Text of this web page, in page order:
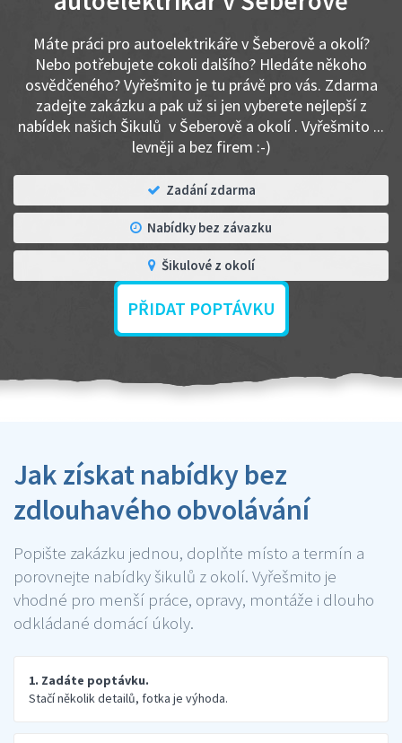
Máte práci pro autoelektrikáře v Šeberově a okolí?
Nebo potřebujete cokoli dalšího? Hledáte někoho
osvědčeného? Vyřešmito je tu právě pro vás. Zdarma
zadejte zakázku a pak už si jen vyberete nejlepší z
nabídek našich Šikulů v Šeberově a okolí . Vyřešmito ...
levněji a bez firem :-)
Zadání zdarma
Nabídky bez závazku
Šikulové z okolí
PŘIDAT POPTÁVKU
Jak získat nabídky bez
zdlouhavého obvolávání
Popište zakázku jednou, doplňte místo a termín a
porovnejte nabídky šikulů z okolí. Vyřešmito je
vhodné pro menší práce, opravy, montáže i dlouho
odkládané domácí úkoly.
1. Zadáte poptávku.
Stačí několik detailů, fotka je výhoda.